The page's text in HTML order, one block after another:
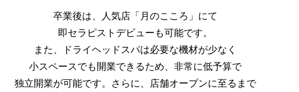
卒業後は、人気店「月のこころ」にて
即セラピストデビューも可能です。
また、ドライヘッドスパは必要な機材が少なく
小スペースでも開業できるため、非常に低予算で
独立開業が可能です。さらに、店舗オープンに至るまで